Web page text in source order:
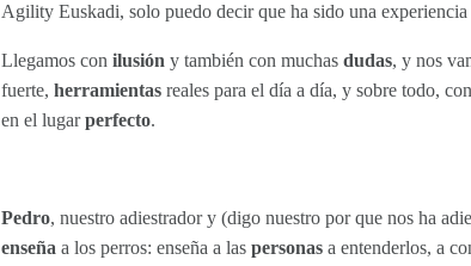
Agility Euskadi, solo puedo decir que ha sido una
Llegamos conilusión y también con muchasdudas, y nos
fuerte,herramientas reales para el día a día, y sobre todo,
en el lugarperfecto.
Pedro, nuestro adiestrador y (digo nuestro por que nos ha
enseña a los perros: enseña a laspersonas a entenderlos, a